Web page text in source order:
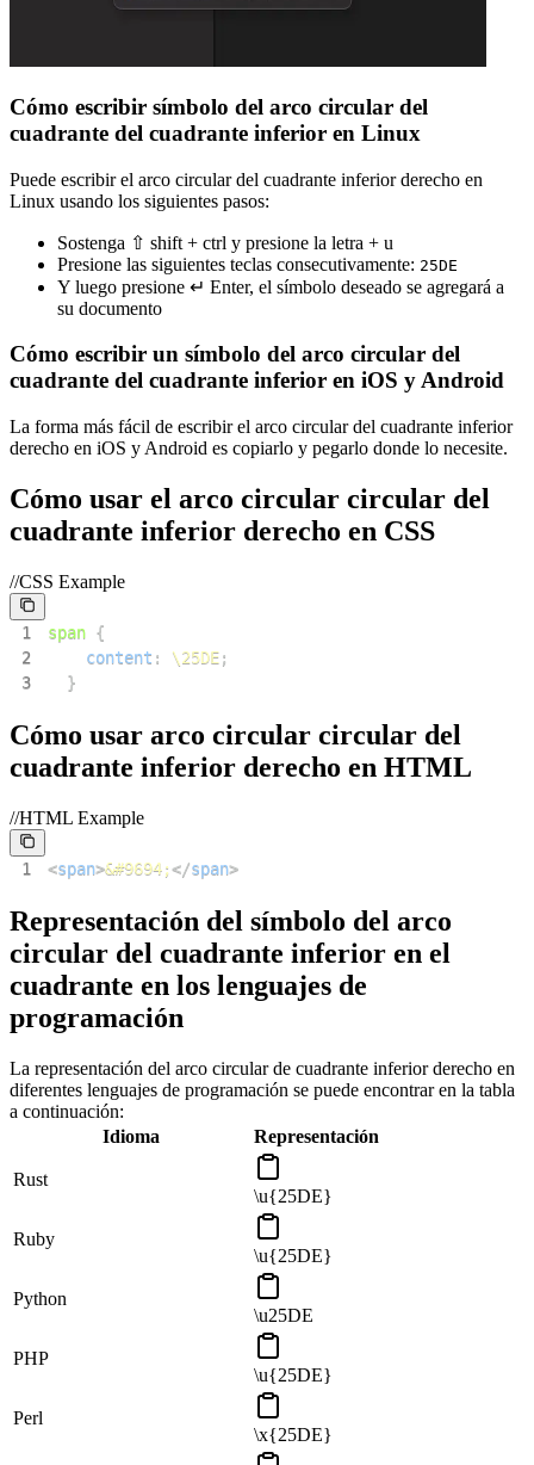
Cómo escribir símbolo del arco circular del
cuadrante del cuadrante inferior en Linux
Puede escribir el arco circular del cuadrante inferior derecho en
Linux usando los siguientes pasos:
Sostenga ⇧ shift + ctrl y presione la letra + u
Presione las siguientes teclas consecutivamente: 25DE
Y luego presione ↵ Enter, el símbolo deseado se agregará a
su documento
Cómo escribir un símbolo del arco circular del
cuadrante del cuadrante inferior en iOS y Android
La forma más fácil de escribir el arco circular del cuadrante inferior
derecho en iOS y Android es copiarlo y pegarlo donde lo necesite.
Cómo usar el arco circular circular del
cuadrante inferior derecho en CSS
//CSS Example
1 span {
2
content : \25DE;
3
}
Cómo usar arco circular circular del
cuadrante inferior derecho en HTML
//HTML Example
1 <span>&#9694;</span>
Representación del símbolo del arco
circular del cuadrante inferior en el
cuadrante en los lenguajes de
programación
La representación del arco circular de cuadrante inferior derecho en
diferentes lenguajes de programación se puede encontrar en la tabla
a continuación:
Idioma
Representación
Rust
\u{25DE}
Ruby
\u{25DE}
Python
\u25DE
PHP
\u{25DE}
Perl
\x{25DE}